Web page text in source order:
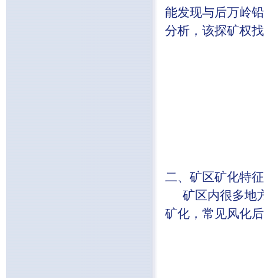
能发现与后万岭
分析，该探矿权
二、矿区矿化特征
矿区内很多地
矿化，常见风化